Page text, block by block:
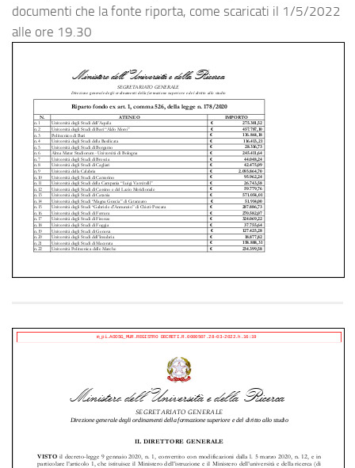
documenti che la fonte riporta, come scaricati il 1/5/2022
alle ore 19.30